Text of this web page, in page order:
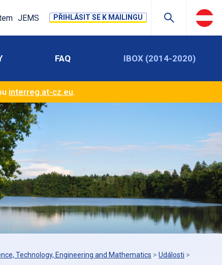
JEMS PŘIHLÁSIT SE K MAILINGU
FAQ IBOX (2014-2020)
interreg.at-cz.eu.
Technology, Engineering and Mathematics > Události >